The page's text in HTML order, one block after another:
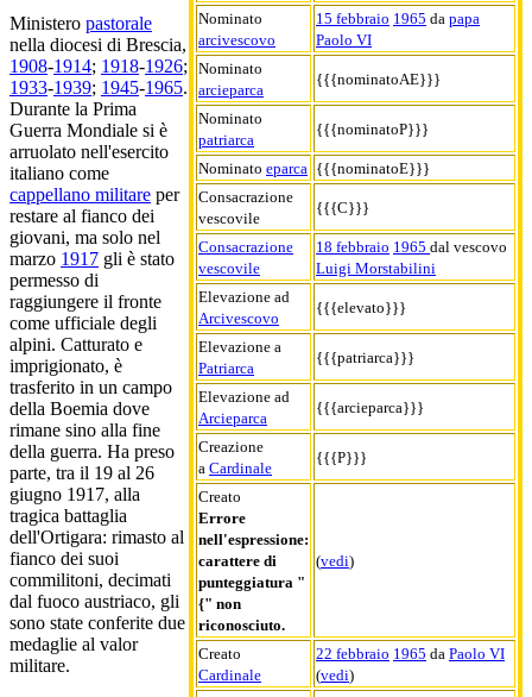
Nominato
arcivescovo
15 febbraio 1965 da papa
Paolo VI
Nominato
arcieparca
{{{nominatoAE}}}
Nominato
patriarca
{{{nominatoP}}}
Nominato eparca {{{nominatoE}}}
Consacrazione
vescovile
{{{C}}}
Consacrazione
vescovile
18 febbraio 1965 dal vescovo
Luigi Morstabilini
Elevazione ad
Arcivescovo
{{{elevato}}}
Elevazione a
Patriarca
{{{patriarca}}}
Elevazione ad
Arcieparca
{{{arcieparca}}}
Creazione
a Cardinale
{{{P}}}
Creato
Errore
nell'espressione:
carattere di
punteggiatura "
{" non
riconosciuto.
(vedi)
Creato
Cardinale
22 febbraio 1965 da Paolo VI
(vedi)
Ministero pastorale
nella diocesi di Brescia,
1908-1914; 1918-1926;
1933-1939; 1945-1965.
Durante la Prima
Guerra Mondiale si è
arruolato nell'esercito
italiano come
cappellano militare per
restare al fianco dei
giovani, ma solo nel
marzo 1917 gli è stato
permesso di
raggiungere il fronte
come ufficiale degli
alpini. Catturato e
imprigionato, è
trasferito in un campo
della Boemia dove
rimane sino alla fine
della guerra. Ha preso
parte, tra il 19 al 26
giugno 1917, alla
tragica battaglia
dell'Ortigara: rimasto al
fianco dei suoi
commilitoni, decimati
dal fuoco austriaco, gli
sono state conferite due
medaglie al valor
militare.